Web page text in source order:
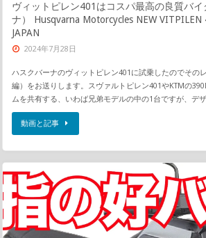
ヴィットピレン401はコスパ最高の良質バ
ナ） Husqvarna Motorcycles NEW VITPILEN
JAPAN
2024年7月28日
ハスクバーナのヴィットピレン401に試乗したのでその
編）をお送りします。スヴァルトピレン401やKTMの
ムを共有する、いわば兄弟モデルの中の1台ですが、デ
動画と記事